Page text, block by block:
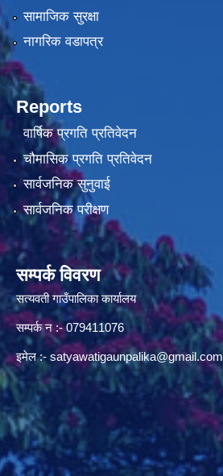
सामाजिक सुरक्षा
नागरिक वडापत्र
Reports
वार्षिक प्रगति प्रतिवेदन
चौमासिक प्रगति प्रतिवेदन
सार्वजनिक सुनुवाई
सार्वजनिक परीक्षण
सम्पर्क विवरण
सत्यवती गाउँपालिका कार्यालय
सम्पर्क न‌ :- 079411076
इमेल :- satyawatigaunpalika@gmail.com